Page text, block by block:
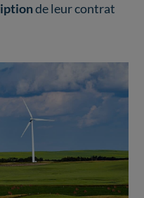
de leur contrat